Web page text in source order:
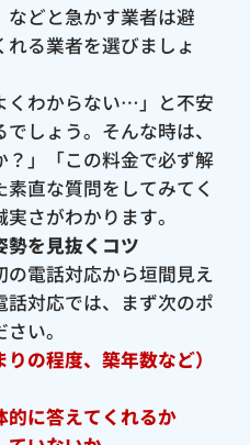
どと急かす業者は避
る業者を選びましょ
くわからない…」と不安
しょう。そんな時は、
？」「この料金で必ず解
直な質問をしてみてく
さがわかります。
勢を見抜くコツ
電話対応から垣間見え
対応では、まず次のポ
い。
の程度、築年数など）
的に答えてくれるか